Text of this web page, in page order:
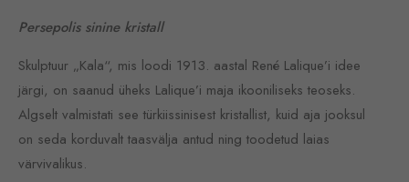
Persepolis sinine kristall
Skulptuur „Kala“, mis loodi 1913. aastal René Lalique’i idee
järgi, on saanud üheks Lalique’i maja ikooniliseks teoseks.
Algselt valmistati see türkiissinisest kristallist, kuid aja jooksul
on seda korduvalt taasvälja antud ning toodetud laias
värvivalikus.